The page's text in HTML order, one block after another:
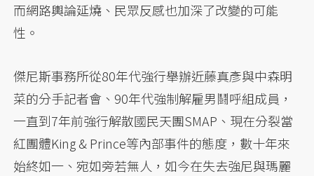
而網路輿論延燒、民眾反感也加深了改變的可能
性。
傑尼斯事務所從80年代強行舉辦近藤真彥與中森明
菜的分手記者會、90年代強制解雇男鬪呼組成員，
一直到7年前強行解散國民天團SMAP、現在分裂當
紅團體King & Prince等內部事件的態度，數十年來
始終如一、宛如旁若無人，如今在失去強尼與瑪麗